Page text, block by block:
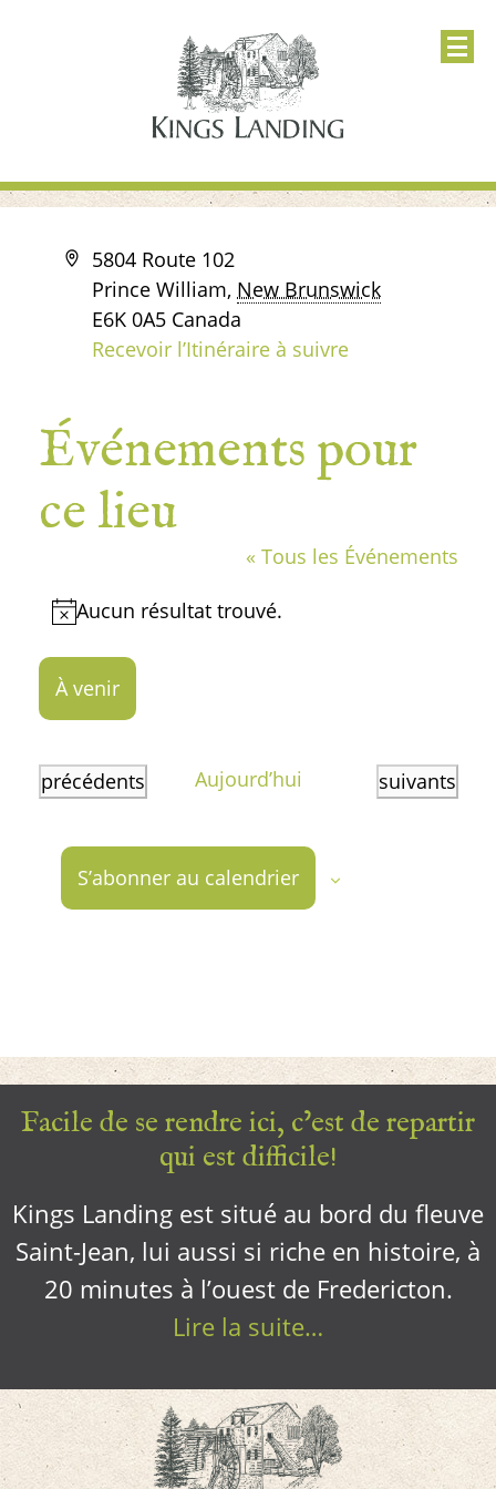
Adresse
5804 Route 102
Prince William, New Brunswick
E6K 0A5 Canada
Recevoir l’Itinéraire à suivre
Événements pour
ce lieu
« Tous les Événements
Notice
Aucun résultat trouvé.
À venir
une
date.
Événements
précédents Aujourd’hui Événements
suivants
S’abonner au calendrier
Facile de se rendre ici, c’est de repartir
qui est difficile!
Kings Landing est situé au bord du fleuve
Saint-Jean, lui aussi si riche en histoire, à
20 minutes à l’ouest de Fredericton.
Lire la suite…